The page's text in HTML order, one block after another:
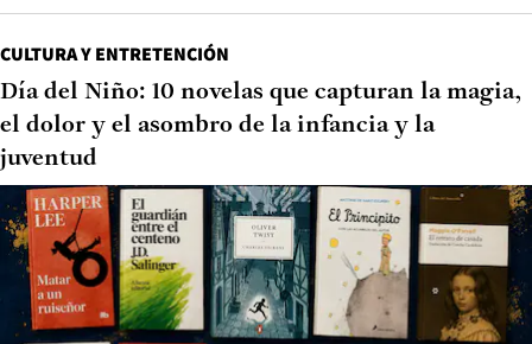
CULTURA Y ENTRETENCIÓN
Día del Niño: 10 novelas que capturan la magia,
el dolor y el asombro de la infancia y la
juventud